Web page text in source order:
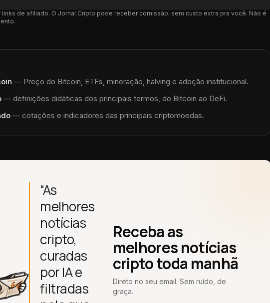
de afiliado. O Jornal Cripto pode receber comissão, sem custo extra pra você. Não é
— Preço do Bitcoin, ETFs, mineração, halving e adoção institucional.
— definições didáticas dos principais termos, do Bitcoin ao DeFi.
— cotações e indicadores das principais criptomoedas.
“As
melhores
notícias
cripto,
curadas
por IA e
filtradas
Receba as
melhores notícias
cripto toda manhã
Direto no seu email. Sem ruído, de
graça.